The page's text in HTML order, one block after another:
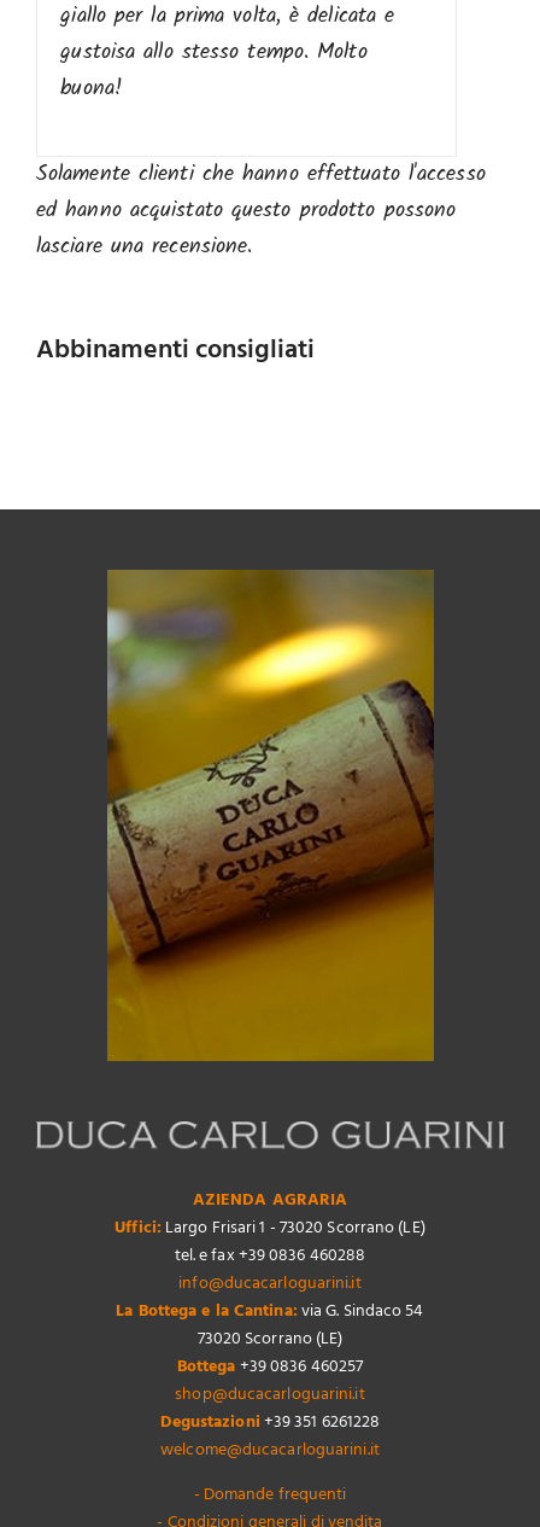
giallo per la prima volta, è delicata e
gustoisa allo stesso tempo. Molto
buona!
Solamente clienti che hanno effettuato l'accesso
ed hanno acquistato questo prodotto possono
lasciare una recensione.
Abbinamenti consigliati
AZIENDA AGRARIA
Uffici: Largo Frisari 1 - 73020 Scorrano (LE)
tel. e fax +39 0836 460288
info@ducacarloguarini.it
La Bottega e la Cantina:via G. Sindaco 54
73020 Scorrano (LE)
Bottega+39 0836 460257
shop@ducacarloguarini.it
Degustazioni+39 351 6261228
welcome@ducacarloguarini.it
- Domande frequenti